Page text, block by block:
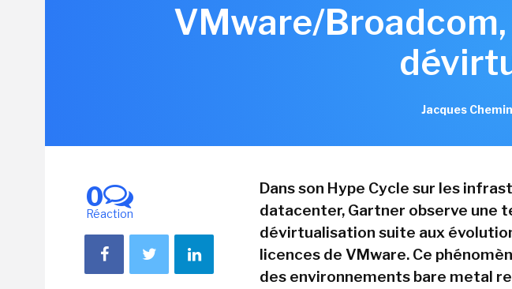
VMware/
Jacques
0
Réaction
Dans son Hype Cycle sur les
datacenter, Gartner observe une
dévirtualisation suite aux
licences de VMware. Ce
des environnements bare metal